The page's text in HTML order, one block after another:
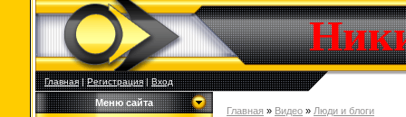
Главная|Регистрация|Вход
Меню сайта
Главная » Видео » Люди и блоги